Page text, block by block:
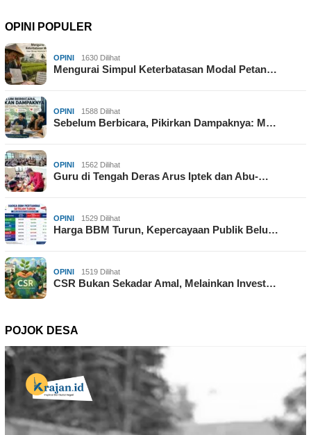
OPINI POPULER
OPINI 1630 Dilihat
Mengurai Simpul Keterbatasan Modal Petan…
OPINI 1588 Dilihat
Sebelum Berbicara, Pikirkan Dampaknya: M…
OPINI 1562 Dilihat
Guru di Tengah Deras Arus Iptek dan Abu-…
OPINI 1529 Dilihat
Harga BBM Turun, Kepercayaan Publik Belu…
OPINI 1519 Dilihat
CSR Bukan Sekadar Amal, Melainkan Invest…
POJOK DESA